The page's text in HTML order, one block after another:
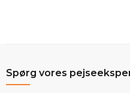
Spørg vores